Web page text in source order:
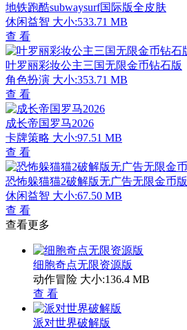
地铁跑酷subwaysurf国际版全皮肤
休闲益智 大小:533.71 MB
查 看
叶罗丽彩妆公主三国无限金币钻石版
角色扮演 大小:353.71 MB
查 看
成长帝国罗马2026
卡牌策略 大小:97.51 MB
查 看
恐怖躲猫猫2破解版无广告无限金币版
休闲益智 大小:67.50 MB
查 看
查看更多
细胞奇点无限资源版
动作冒险 大小:136.4 MB
查 看
派对世界破解版